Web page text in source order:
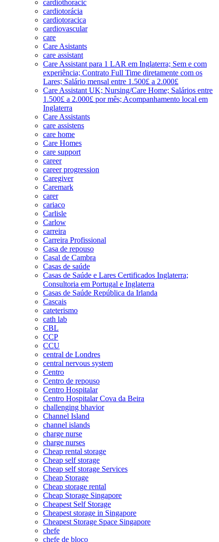
cardiothoracic
cardiotorácia
cardiotoracica
cardiovascular
care
Care Asistants
care assistant
Care Assistant para 1 LAR em Inglaterra; Sem e com
experiência; Contrato Full Time diretamente com os
Lares; Salário mensal entre 1.500£ a 2.000£
Care Assistant UK; Nursing/Care Home; Salários entre
1.500£ a 2.000£ por mês; Acompanhamento local em
Inglaterra
Care Assistants
care assistens
care home
Care Homes
care support
career
career progression
Caregiver
Caremark
carer
cariaco
Carlisle
Carlow
carreira
Carreira Profissional
Casa de repouso
Casal de Cambra
Casas de saúde
Casas de Saúde e Lares Certificados Inglaterra;
Consultoria em Portugal e Inglaterra
Casas de Saúde República da Irlanda
Cascais
cateterismo
cath lab
CBL
CCP
CCU
central de Londres
central nervous system
Centro
Centro de repouso
Centro Hospitalar
Centro Hospitalar Cova da Beira
challenging bhavior
Channel Island
channel islands
charge nurse
charge nurses
Cheap rental storage
Cheap self storage
Cheap self storage Services
Cheap Storage
Cheap storage rental
Cheap Storage Singapore
Cheapest Self Storage
Cheapest storage in Singapore
Cheapest Storage Space Singapore
chefe
chefe de bloco